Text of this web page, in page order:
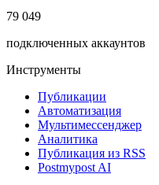
79 049
подключенных аккаунтов
Инструменты
Публикации
Автоматизация
Мультимессенджер
Аналитика
Публикация из RSS
Postmypost AI